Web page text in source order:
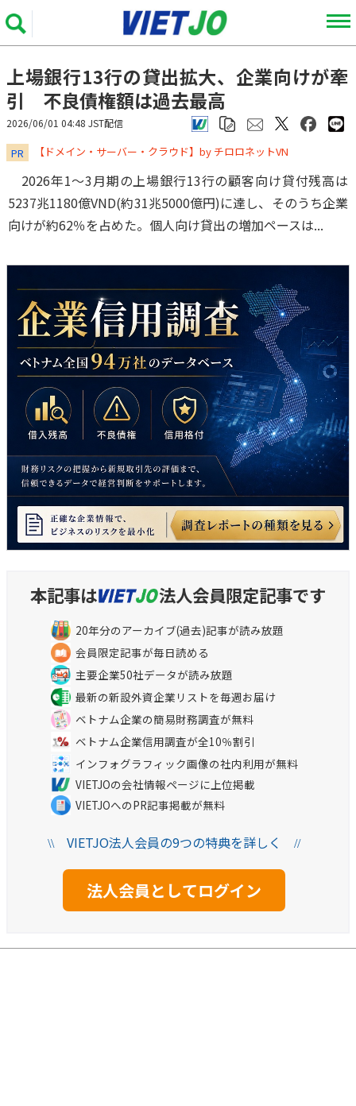
上場銀行13行の貸出拡大、企業向けが牽
引 不良債権額は過去最高
2026/06/01 04:48 JST配信
PR ​​​​​​​【ドメイン・サーバー・クラウド】by チロロネットVN
2026年1～3月期の上場銀行13行の顧客向け貸付残高は
5237兆1180億VND(約31兆5000億円)に達し、そのうち企業
向けが約62％を占めた。個人向け貸出の増加ペースは...
本記事は 法人会員限定記事です
20年分のアーカイブ(過去)記事が読み放題
会員限定記事が毎日読める
主要企業50社データが読み放題
最新の新設外資企業リストを毎週お届け
ベトナム企業の簡易財務調査が無料
ベトナム企業信用調査が全10％割引
インフォグラフィック画像の社内利用が無料
VIETJOの会社情報ページに上位掲載
VIETJOへのPR記事掲載が無料
\\VIETJO法人会員の9つの特典を詳しく //